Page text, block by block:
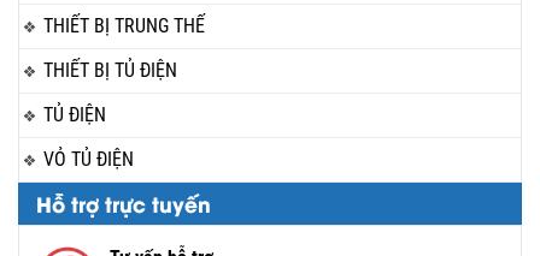
THIẾT BỊ TRUNG THẾ
THIẾT BỊ TỦ ĐIỆN
TỦ ĐIỆN
VỎ TỦ ĐIỆN
Hỗ trợ trực tuyến